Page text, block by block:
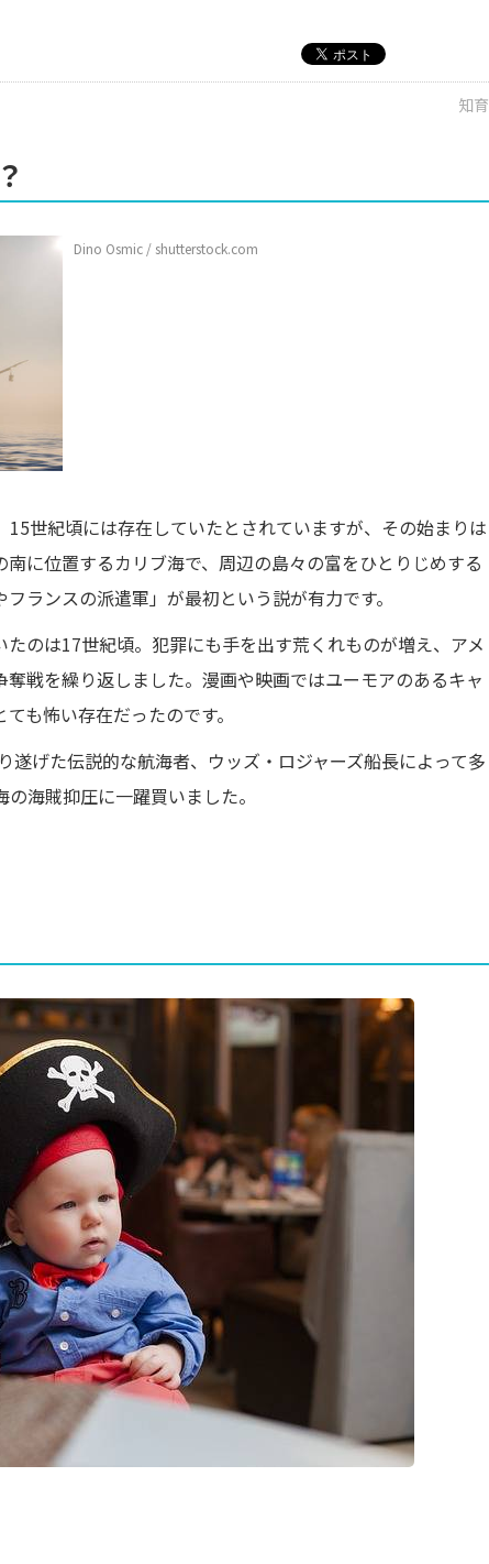
知育
Dino Osmic / shutterstock.com
世紀頃には存在していたとされていますが、その始まりは
に位置するカリブ海で、周辺の島々の富をひとりじめする
ランスの派遣軍」が最初という説が有力です。
のは17世紀頃。犯罪にも手を出す荒くれものが増え、アメ
戦を繰り返しました。漫画や映画ではユーモアのあるキャ
も怖い存在だったのです。
遂げた伝説的な航海者、ウッズ・ロジャーズ船長によって多
海賊抑圧に一躍買いました。